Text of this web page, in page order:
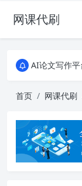
网课代刷
全能网课平台，大
首页 网课代刷